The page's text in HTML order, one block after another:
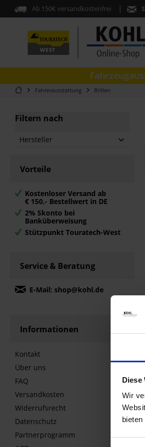
Diese
Wir
Ab 150€ versandkostenfrei
Fahrerausstattung Brillen
Filtern nach
Hersteller
Touratech
Vorteile
Kostenloser Versand ab
€ 150,- Bestellwert in DE
2% Skonto bei
Banküberweisung
Stützpunkt Touratech-West
Service & Beratung
E-Mail: shop@kohl.de
Informationen
Kontakt
Über uns
FAQ
Versandkosten
Widerrufsrecht
Datenschutz
Partnerprogramm